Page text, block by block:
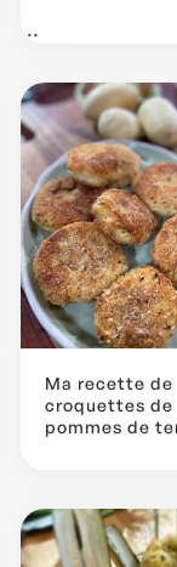
...
Ma recette de
croquettes de
pommes de